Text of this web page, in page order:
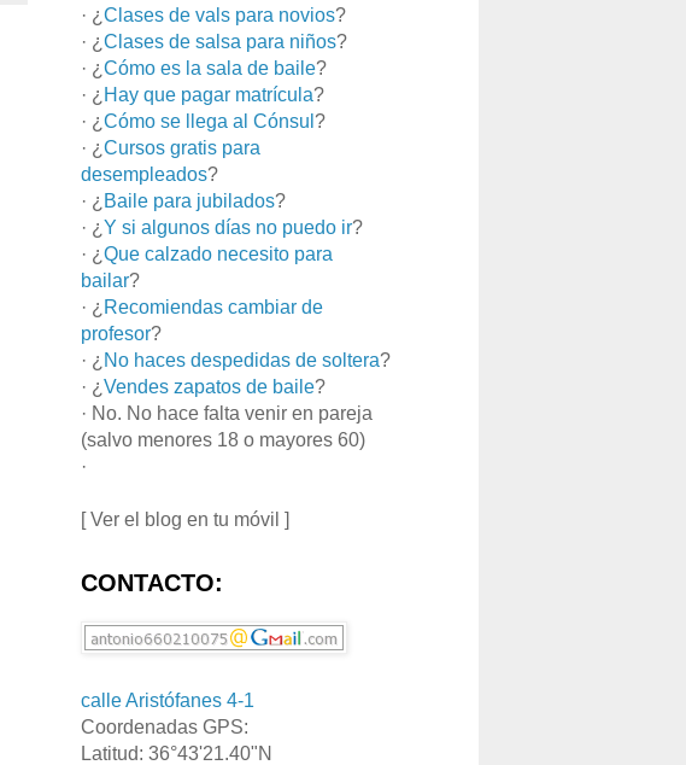
· ¿ Clases de vals para novios?
· ¿ Clases de salsa para niños?
· ¿ Cómo es la sala de baile?
· ¿ Hay que pagar matrícula?
· ¿ Cómo se llega al Cónsul ?
· ¿ Cursos gratis para
desempleados?
· ¿ Baile para jubilados?
· ¿ Y si algunos días no puedo ir?
· ¿ Que calzado necesito para
bailar?
· ¿ Recomiendas cambiar de
profesor?
· ¿ No haces despedidas de soltera?
· ¿ Vendes zapatos de baile?
· No. No hace falta venir en pareja
(salvo menores 18 o mayores 60)
·
[ Ver el blog en tu móvil ]
CONTACTO:
calle Aristófanes 4-1
Coordenadas GPS:
Latitud: 36°43'21.40"N